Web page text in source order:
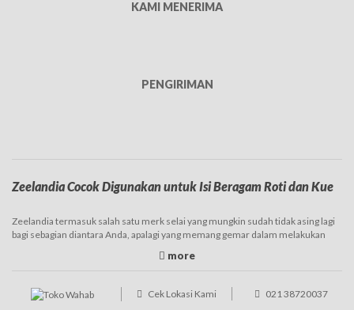
KAMI MENERIMA
PENGIRIMAN
Zeelandia Cocok Digunakan untuk Isi Beragam Roti dan Kue
Zeelandia termasuk salah satu merk selai yang mungkin sudah tidak asing lagi
bagi sebagian diantara Anda, apalagi yang memang gemar dalam melakukan
digunakan. Produk Zeelandia ini sendiri varian atau jenisnya tergolong cukup
Zeelandia hadir di pasaran dalam ukuran yang beragam, diantaranya adalah
kiloan, namun juga ada repack dalam ukuran lebih kecil atau dijual curah.
Cek Lokasi Kami 021 38720037